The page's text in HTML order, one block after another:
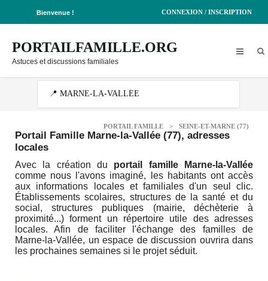
Bienvenue ! CONNEXION / INSCRIPTION
PORTAILFAMILLE.ORG
Astuces et discussions familiales
PORTAIL FAMILLE > SEINE-ET-MARNE (77)
Portail Famille Marne-la-Vallée (77), adresses
locales
Avec la création du portail famille Marne-la-Vallée
comme nous l'avons imaginé, les habitants ont accès
aux informations locales et familiales d'un seul clic.
Établissements scolaires, structures de la santé et du
social, structures publiques (mairie, déchèterie à
proximité...) forment un répertoire utile des adresses
locales. Afin de faciliter l'échange des familles de
Marne-la-Vallée, un espace de discussion ouvrira dans
les prochaines semaines si le projet séduit.